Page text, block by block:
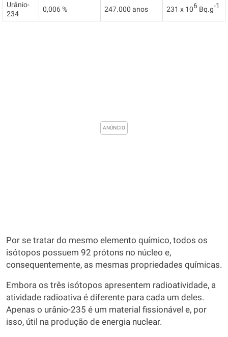
Urânio-
234
0,006 % 247.000 anos 231 x 106 Bq.g-1
Por se tratar do mesmo elemento químico, todos os
isótopos possuem 92 prótons no núcleo e,
consequentemente, as mesmas propriedades químicas.
Embora os três isótopos apresentem radioatividade, a
atividade radioativa é diferente para cada um deles.
Apenas o urânio-235 é um material fissionável e, por
isso, útil na produção de energia nuclear.